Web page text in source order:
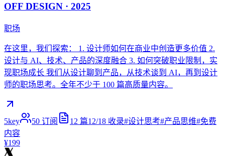
OFF DESIGN · 2025
职场
在这里，我们探索： 1. 设计师如何在商业中创造更多价值 2.
设计与 AI、技术、产品的深度融合 3. 如何突破职业限制，实
现职场成长 我们从设计聊到产品，从技术谈到 AI，再到设计
师的职场思考。全年不少于 100 篇高质量内容。
5key 50 订阅 12 篇12/18 收录#设计思考#产品思维#免费
内容
¥199